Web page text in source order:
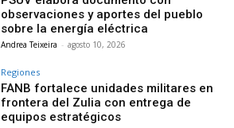
observaciones y aportes del pueblo
sobre la energía eléctrica
Andrea Teixeira - agosto 10, 2026
Regiones
FANB fortalece unidades militares en
frontera del Zulia con entrega de
equipos estratégicos